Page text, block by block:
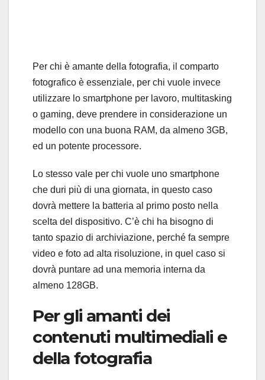
Per chi è amante della fotografia, il comparto
fotografico è essenziale, per chi vuole invece
utilizzare lo smartphone per lavoro, multitasking
o gaming, deve prendere in considerazione un
modello con una buona RAM, da almeno 3GB,
ed un potente processore.
Lo stesso vale per chi vuole uno smartphone
che duri più di una giornata, in questo caso
dovrà mettere la batteria al primo posto nella
scelta del dispositivo. C’è chi ha bisogno di
tanto spazio di archiviazione, perché fa sempre
video e foto ad alta risoluzione, in quel caso si
dovrà puntare ad una memoria interna da
almeno 128GB.
Per gli amanti dei
contenuti multimediali e
della fotografia